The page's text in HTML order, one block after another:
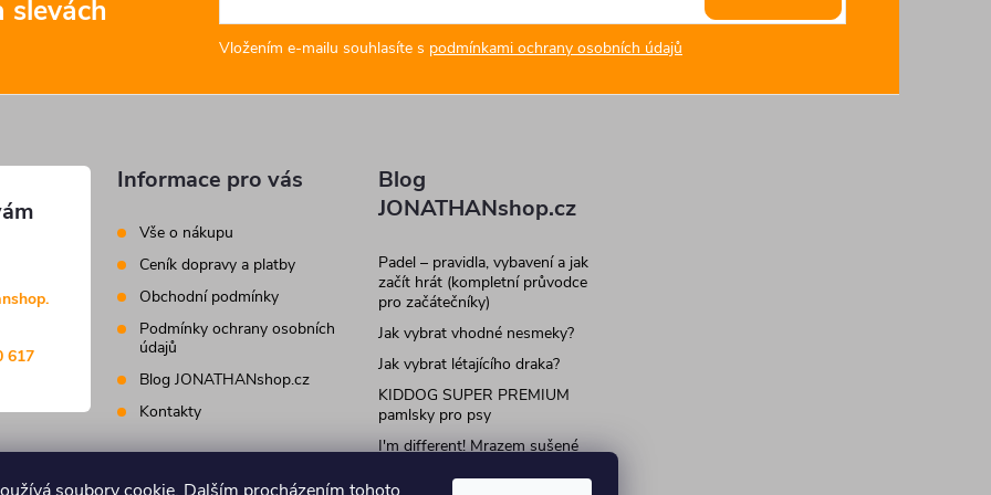
slevách
Vložením e-mailu souhlasíte s podmínkami ochrany osobních údajů
617
Informace pro vás
Vše o nákupu
Ceník dopravy a platby
Obchodní podmínky
Podmínky ochrany osobních
údajů
Blog JONATHANshop.cz
Kontakty
Blog
JONATHANshop.cz
Padel – pravidla, vybavení a jak
začít hrát (kompletní průvodce
pro začátečníky)
Jak vybrat vhodné nesmeky?
Jak vybrat létajícího draka?
KIDDOG SUPER PREMIUM
pamlsky pro psy
I'm different! Mrazem sušené
kočky